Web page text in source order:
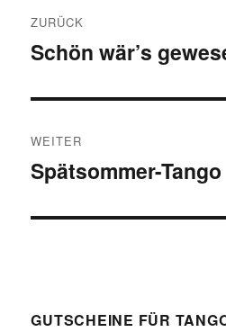
ZURÜCK
Vorheriger
Schön wär’s
WEITER
Nächster
Spätsommer-Tango
GUTSCHEINE FÜR